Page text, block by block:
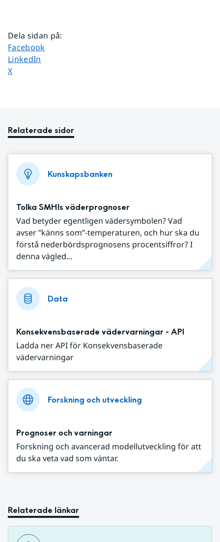
Dela sidan på:
Dela sidan på
Facebook
Dela sidan på
LinkedIn
Dela sidan på
X
Relaterade sidor
Kunskapsbanken
Tolka SMHIs väderprognoser
Vad betyder egentligen vädersymbolen? Vad
avser ”känns som”-temperaturen, och hur ska du
förstå nederbördsprognosens procentsiffror? I
denna vägled...
Data
Konsekvensbaserade vädervarningar - API
Ladda ner API för Konsekvensbaserade
vädervarningar
Forskning och utveckling
Prognoser och varningar
Forskning och avancerad modellutveckling för att
du ska veta vad som väntar.
Relaterade länkar